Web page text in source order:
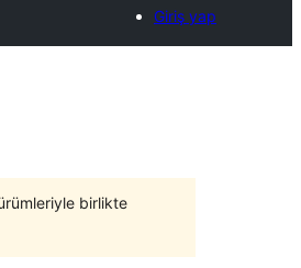
Giriş yap
birlikte